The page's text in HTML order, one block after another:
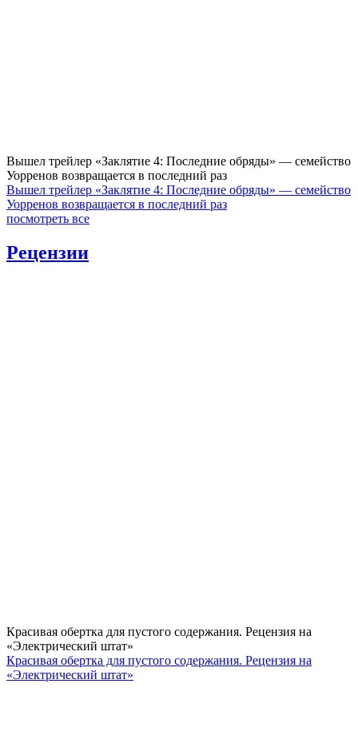
Вышел трейлер «Заклятие 4: Последние обряды» — семейство
Уорренов возвращается в последний раз
Вышел трейлер «Заклятие 4: Последние обряды» — семейство
Уорренов возвращается в последний раз
посмотреть все
Рецензии
Красивая обертка для пустого содержания. Рецензия на
«Электрический штат»
Красивая обертка для пустого содержания. Рецензия на
«Электрический штат»